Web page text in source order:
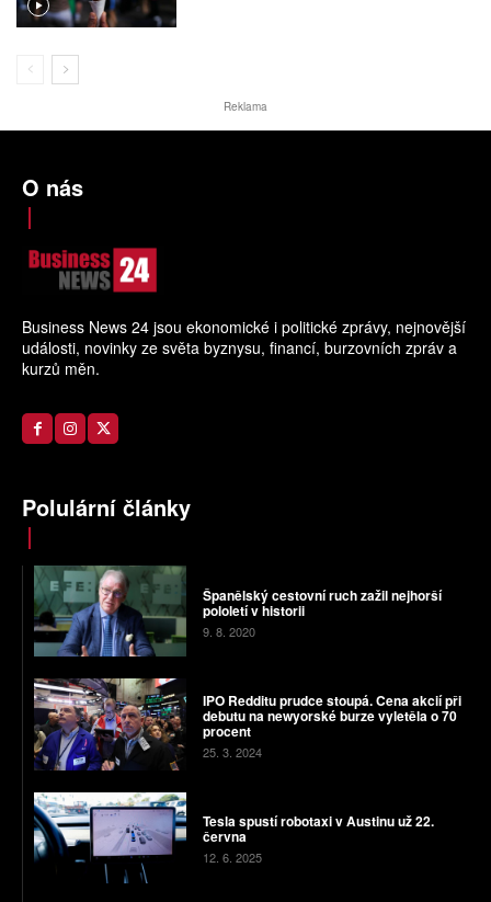
Reklama
O nás
Business News 24 jsou ekonomické i politické zprávy, nejnovější
události, novinky ze světa byznysu, financí, burzovních zpráv a
kurzů měn.
Polulární články
Španělský cestovní ruch zažil nejhorší
pololetí v historii
9. 8. 2020
IPO Redditu prudce stoupá. Cena akcií při
debutu na newyorské burze vyletěla o 70
procent
25. 3. 2024
Tesla spustí robotaxi v Austinu už 22.
června
12. 6. 2025